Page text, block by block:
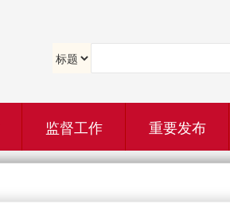
监督工作 重要发布